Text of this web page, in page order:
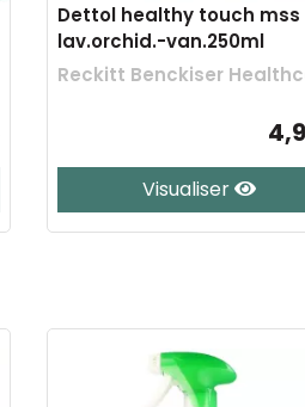
Dettol healthy touch mss
lav.orchid.-van.250ml
Reckitt Benckiser
Visualiser